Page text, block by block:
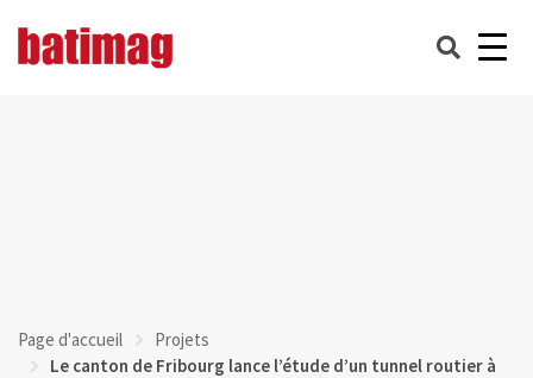
Page d'accueil
Projets
Le canton de Fribourg lance l’étude d’un tunnel routier à